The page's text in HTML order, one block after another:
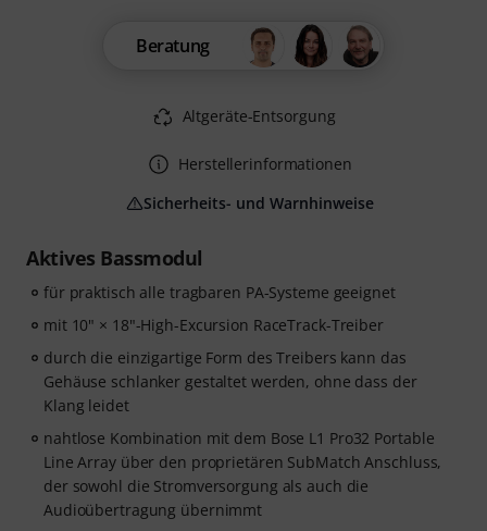
Aktives Bassmodul
für praktisch alle tragbaren PA-Systeme geeignet
mit 10" × 18"-High-Excursion RaceTrack-Treiber
durch die einzigartige Form des Treibers kann das
Gehäuse schlanker gestaltet werden, ohne dass der
Klang leidet
nahtlose Kombination mit dem Bose L1 Pro32 Portable
Line Array über den proprietären SubMatch Anschluss,
der sowohl die Stromversorgung als auch die
Audioübertragung übernimmt
Beratung
Altgeräte-Entsorgung
Herstellerinformationen
Sicherheits- und Warnhinweise